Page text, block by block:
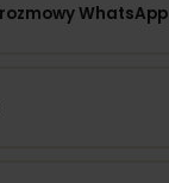
WhatsApp